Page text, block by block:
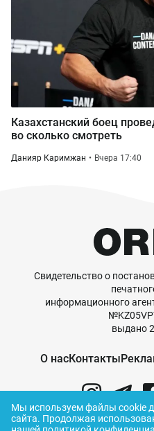
Казахстанский боец
во сколько смотреть
Данияр Каримжан Вчера 17:40
Свидетельство о
информационного
выдано
О насКонтакты
Мы используем файлы cookie
сайта. Продолжая